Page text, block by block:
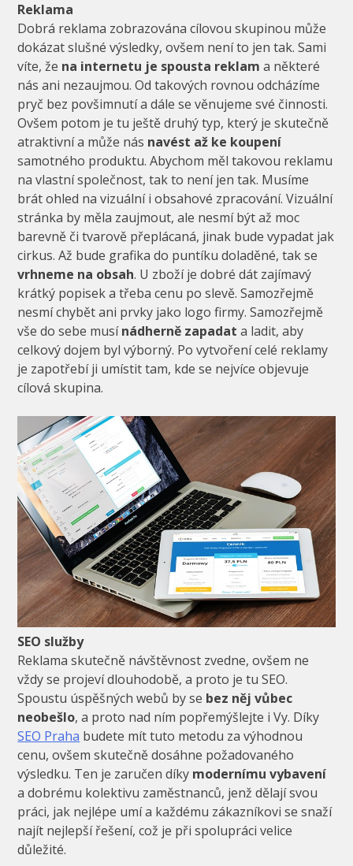
Reklama
Dobrá reklama zobrazována cílovou skupinou může
dokázat slušné výsledky, ovšem není to jen tak. Sami
víte, že na internetu je spousta reklam a některé
nás ani nezaujmou. Od takových rovnou odcházíme
pryč bez povšimnutí a dále se věnujeme své činnosti.
Ovšem potom je tu ještě druhý typ, který je skutečně
atraktivní a může nás navést až ke koupení
samotného produktu. Abychom měl takovou reklamu
na vlastní společnost, tak to není jen tak. Musíme
brát ohled na vizuální i obsahové zpracování. Vizuální
stránka by měla zaujmout, ale nesmí být až moc
barevně či tvarově přeplácaná, jinak bude vypadat jak
cirkus. Až bude grafika do puntíku doladěné, tak se
vrhneme na obsah. U zboží je dobré dát zajímavý
krátký popisek a třeba cenu po slevě. Samozřejmě
nesmí chybět ani prvky jako logo firmy. Samozřejmě
vše do sebe musínádherně zapadat a ladit, aby
celkový dojem byl výborný. Po vytvoření celé reklamy
je zapotřebí ji umístit tam, kde se nejvíce objevuje
cílová skupina.
SEO služby
Reklama skutečně návštěvnost zvedne, ovšem ne
vždy se projeví dlouhodobě, a proto je tu SEO.
Spoustu úspěšných webů by se bez něj vůbec
neobešlo, a proto nad ním popřemýšlejte i Vy. Díky
SEO Praha budete mít tuto metodu za výhodnou
cenu, ovšem skutečně dosáhne požadovaného
výsledku. Ten je zaručen díky modernímu vybavení
a dobrému kolektivu zaměstnanců, jenž dělají svou
práci, jak nejlépe umí a každému zákazníkovi se snaží
najít nejlepší řešení, což je při spolupráci velice
důležité.